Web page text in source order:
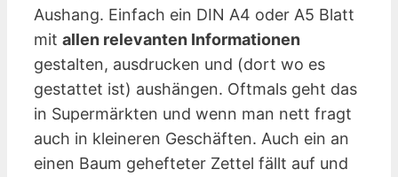
Aushang. Einfach ein DIN A4 oder A5 Blatt
mit allen relevanten Informationen
gestalten, ausdrucken und (dort wo es
gestattet ist) aushängen. Oftmals geht das
in Supermärkten und wenn man nett fragt
auch in kleineren Geschäften. Auch ein an
einen Baum gehefteter Zettel fällt auf und